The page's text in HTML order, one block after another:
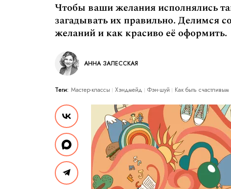
Чтобы ваши желания исполнялись
загадывать их правильно. Делимся
желаний и как красиво её оформить.
АННА ЗАЛЕССКАЯ
Теги: Мастер-классы Хэндмейд Фэн-шуй Как быть счастливым